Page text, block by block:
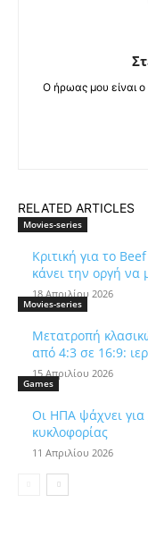
Ο ήρωας μου είναι
RELATED ARTICLES
Movies-series
Κριτική για το
κάνει την οργή να
18 Απριλίου 2026
Movies-series
Μετατροπή
από 4:3 σε 16:9:
15 Απριλίου 2026
Games
Οι ΗΠΑ ψάχνει για
κυκλοφορίας
11 Απριλίου 2026